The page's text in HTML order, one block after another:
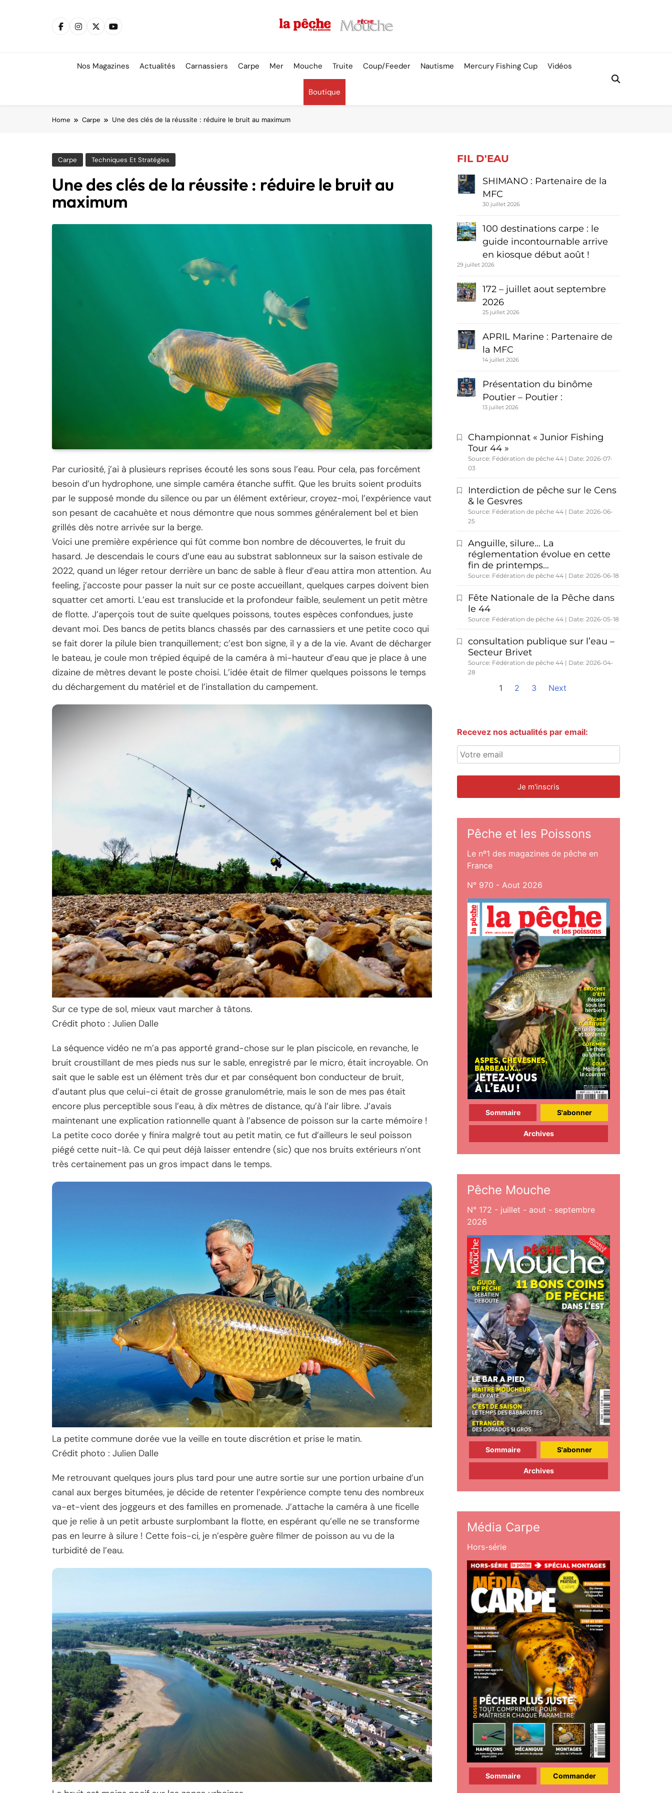
Nos Magazines Actualités Carnassiers Carpe Mer Mouche Truite Coup/Feeder Nautisme Mercury Fishing Cup Vidéos
Boutique
Home Carpe Une des clés de la réussite : réduire le bruit au maximum
Carpe Techniques Et Stratégies
Une des clés de la réussite : réduire le bruit au
maximum
Par curiosité, j’ai à plusieurs reprises écouté les sons sous l’eau. Pour cela, pas forcément
besoin d’un hydrophone, une simple caméra étanche suffit. Que les bruits soient produits
par le supposé monde du silence ou par un élément extérieur, croyez-moi, l’expérience vaut
son pesant de cacahuète et nous démontre que nous sommes généralement bel et bien
grillés dès notre arrivée sur la berge.
Voici une première expérience qui fût comme bon nombre de découvertes, le fruit du
hasard. Je descendais le cours d’une eau au substrat sablonneux sur la saison estivale de
2022, quand un léger retour derrière un banc de sable à fleur d’eau attira mon attention. Au
feeling, j’accoste pour passer la nuit sur ce poste accueillant, quelques carpes doivent bien
squatter cet amorti. L’eau est translucide et la profondeur faible, seulement un petit mètre
de flotte. J’aperçois tout de suite quelques poissons, toutes espèces confondues, juste
devant moi. Des bancs de petits blancs chassés par des carnassiers et une petite coco qui
se fait dorer la pilule bien tranquillement; c’est bon signe, il y a de la vie. Avant de décharger
le bateau, je coule mon trépied équipé de la caméra à mi-hauteur d’eau que je place à une
dizaine de mètres devant le poste choisi. L’idée était de filmer quelques poissons le temps
du déchargement du matériel et de l’installation du campement.
Sur ce type de sol, mieux vaut marcher à tâtons.
Crédit photo : Julien Dalle
La séquence vidéo ne m’a pas apporté grand-chose sur le plan piscicole, en revanche, le
bruit croustillant de mes pieds nus sur le sable, enregistré par le micro, était incroyable. On
sait que le sable est un élément très dur et par conséquent bon conducteur de bruit,
d’autant plus que celui-ci était de grosse granulométrie, mais le son de mes pas était
encore plus perceptible sous l’eau, à dix mètres de distance, qu’à l’air libre. J’avais
maintenant une explication rationnelle quant à l’absence de poisson sur la carte mémoire !
La petite coco dorée y finira malgré tout au petit matin, ce fut d’ailleurs le seul poisson
piégé cette nuit-là. Ce qui peut déjà laisser entendre (sic) que nos bruits extérieurs n’ont
très certainement pas un gros impact dans le temps.
La petite commune dorée vue la veille en toute discrétion et prise le matin.
Crédit photo : Julien Dalle
Me retrouvant quelques jours plus tard pour une autre sortie sur une portion urbaine d’un
canal aux berges bitumées, je décide de retenter l’expérience compte tenu des nombreux
va-et-vient des joggeurs et des familles en promenade. J’attache la caméra à une ficelle
que je relie à un petit arbuste surplombant la flotte, en espérant qu’elle ne se transforme
pas en leurre à silure ! Cette fois-ci, je n’espère guère filmer de poisson au vu de la
turbidité de l’eau.
FIL D'EAU
SHIMANO : Partenaire de la
MFC
30 juillet 2026
100 destinations carpe : le
guide incontournable arrive
en kiosque début août !
29 juillet 2026
172 – juillet aout septembre
2026
25 juillet 2026
APRIL Marine : Partenaire de
la MFC
14 juillet 2026
Présentation du binôme
Poutier – Poutier :
13 juillet 2026
Championnat « Junior Fishing
Tour 44 »
Source: Fédération de pêche 44
Date: 2026-07-
03
Interdiction de pêche sur le Cens
& le Gesvres
Source: Fédération de pêche 44
Date: 2026-06-
25
Anguille, silure… La
réglementation évolue en cette
fin de printemps…
Source: Fédération de pêche 44 Date: 2026-06-18
Fête Nationale de la Pêche dans
le 44
Source: Fédération de pêche 44 Date: 2026-05-18
consultation publique sur l’eau –
Secteur Brivet
Source: Fédération de pêche 44
Date: 2026-04-
28
1 2 3 Next
Recevez nos actualités par email:
Pêche et les Poissons
Le nº1 des magazines de pêche en
France
N° 970 - Aout 2026
Sommaire S'abonner
Archives
Pêche Mouche
N° 172 - juillet - aout - septembre
2026
Sommaire S'abonner
Archives
Média Carpe
Hors-série
Sommaire Commander